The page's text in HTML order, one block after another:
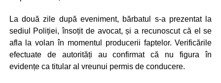
La două zile după eveniment, bărbatul s-a prezentat la
sediul Poliției, însoțit de avocat, și a recunoscut că el se
afla la volan în momentul producerii faptelor. Verificările
efectuate de autorități au confirmat că nu figura în
evidențe ca titular al vreunui permis de conducere.